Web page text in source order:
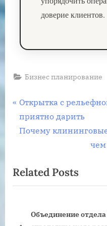
доверие клиентов.
Бизнес планирование
Навигация
по
P
r
e
o
u
Открытка с
приятно дарить
N
t
P
Почему
чем
Related Posts
Объединение